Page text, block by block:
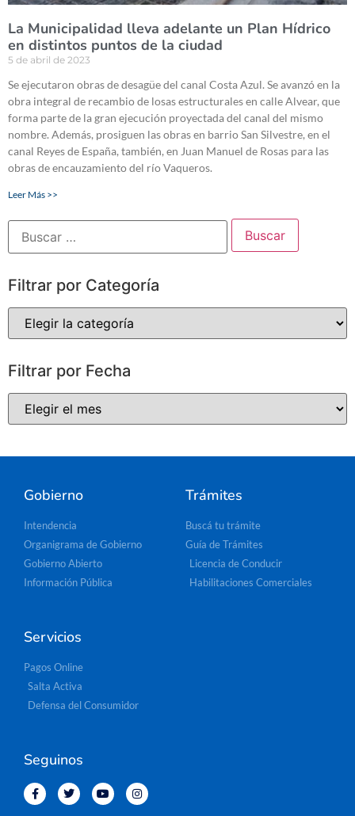
La Municipalidad lleva adelante un Plan Hídrico
en distintos puntos de la ciudad
5 de abril de 2023
Se ejecutaron obras de desagüe del canal Costa Azul. Se avanzó en la
obra integral de recambio de losas estructurales en calle Alvear, que
forma parte de la gran ejecución proyectada del canal del mismo
nombre. Además, prosiguen las obras en barrio San Silvestre, en el
canal Reyes de España, también, en Juan Manuel de Rosas para las
obras de encauzamiento del río Vaqueros.
Leer Más >>
Filtrar por Categoría
Filtrar por Fecha
Gobierno
Intendencia
Organigrama de Gobierno
Gobierno Abierto
Información Pública
Trámites
Buscá tu trámite
Guía de Trámites
Licencia de Conducir
Habilitaciones Comerciales
Servicios
Pagos Online
Salta Activa
Defensa del Consumidor
Seguinos